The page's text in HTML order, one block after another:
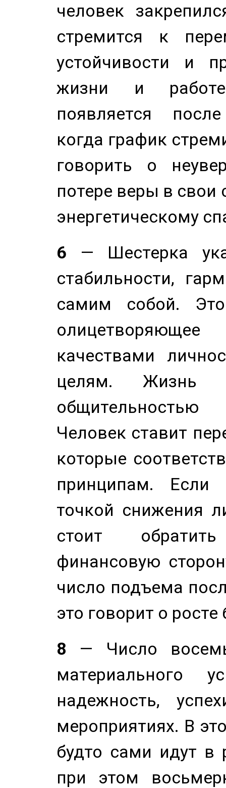
человек
стремится к
устойчивости и
жизни и
появляется
когда график
говорить о
потере веры в свои
энергетическому
6 — Шестерка
стабильности,
самим собой.
качествами
целям. Жизнь
Человек ставит
которые
принципам. Если
точкой снижения
стоит
финансовую
число подъема
это говорит о
8 — Число
материального
надежность,
мероприятиях. В
будто сами идут в
при этом